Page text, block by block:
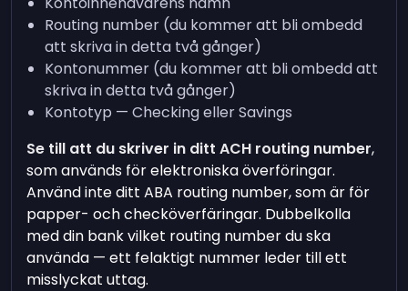
Routing number (du kommer att bli ombedd
att skriva in detta två gånger)
Kontonummer (du kommer att bli ombedd att
skriva in detta två gånger)
Kontotyp — Checking eller Savings
Se till att du skriver in ditt ACH routing number,
som används för elektroniska överföringar.
Använd inte ditt ABA routing number, som är för
papper- och checköverfäringar. Dubbelkolla
med din bank vilket routing number du ska
använda — ett felaktigt nummer leder till ett
misslyckat uttag.